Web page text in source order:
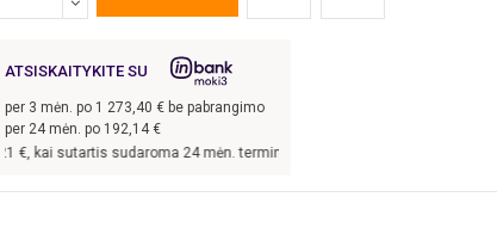
ATSISKAITYKITE SU
per 3 mėn. po 1 273,40 € be pabrangimo
per 24 mėn. po 192,14€
sudaroma 24 mėn. terminui, metinė palūkanų norma –